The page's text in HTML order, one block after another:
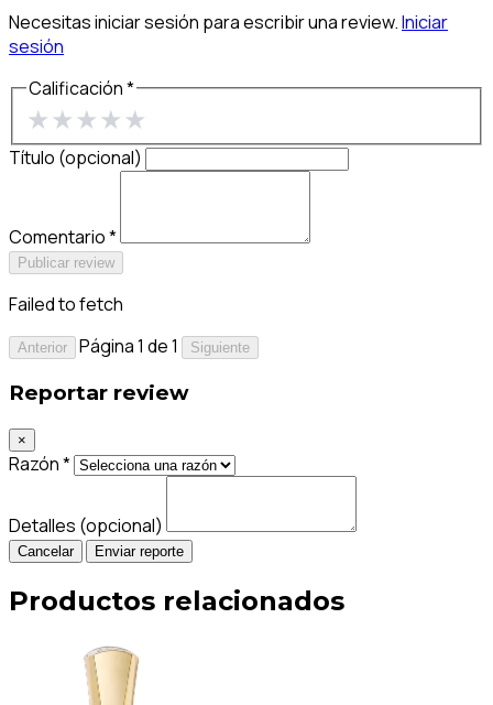
Necesitas iniciar sesión para escribir una review.Iniciar
sesión
Calificación *
★★★★★
Título (opcional)
Comentario *
Publicar review
Failed to fetch
Anterior Página 1 de 1 Siguiente
Reportar review
×
Razón *
Detalles (opcional)
Cancelar Enviar reporte
Productos relacionados